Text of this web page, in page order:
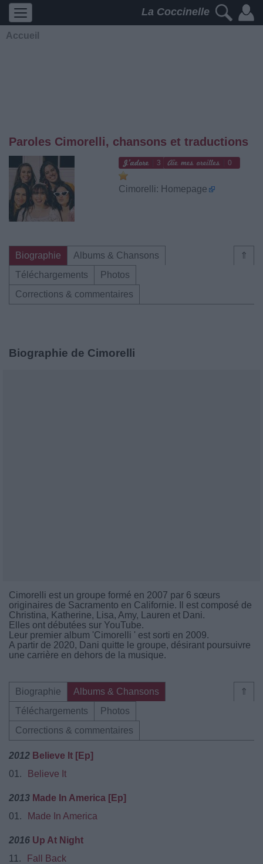
La Coccinelle
Accueil
Paroles Cimorelli, chansons et traductions
3 0
Cimorelli: Homepage
⇑
Biographie
Albums & Chansons
Téléchargements
Photos
Corrections & commentaires
Biographie de Cimorelli
Cimorelli est un groupe formé en 2007 par 6 sœurs
originaires de Sacramento en Californie. Il est composé de
Christina, Katherine, Lisa, Amy, Lauren et Dani.
Elles ont débutées sur YouTube.
Leur premier album 'Cimorelli ' est sorti en 2009.
A partir de 2020, Dani quitte le groupe, désirant poursuivre
une carrière en dehors de la musique.
⇑
Biographie
Albums & Chansons
Téléchargements
Photos
Corrections & commentaires
2012 Believe It [Ep]
01.
Believe It
2013 Made In America [Ep]
01.
Made In America
2016 Up At Night
11.
Fall Back